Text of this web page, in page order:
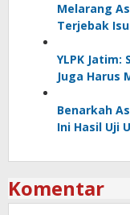
Melarang
Terjebak
YLPK
Juga Harus
Benarkah
Ini Hasil Uji
Komentar